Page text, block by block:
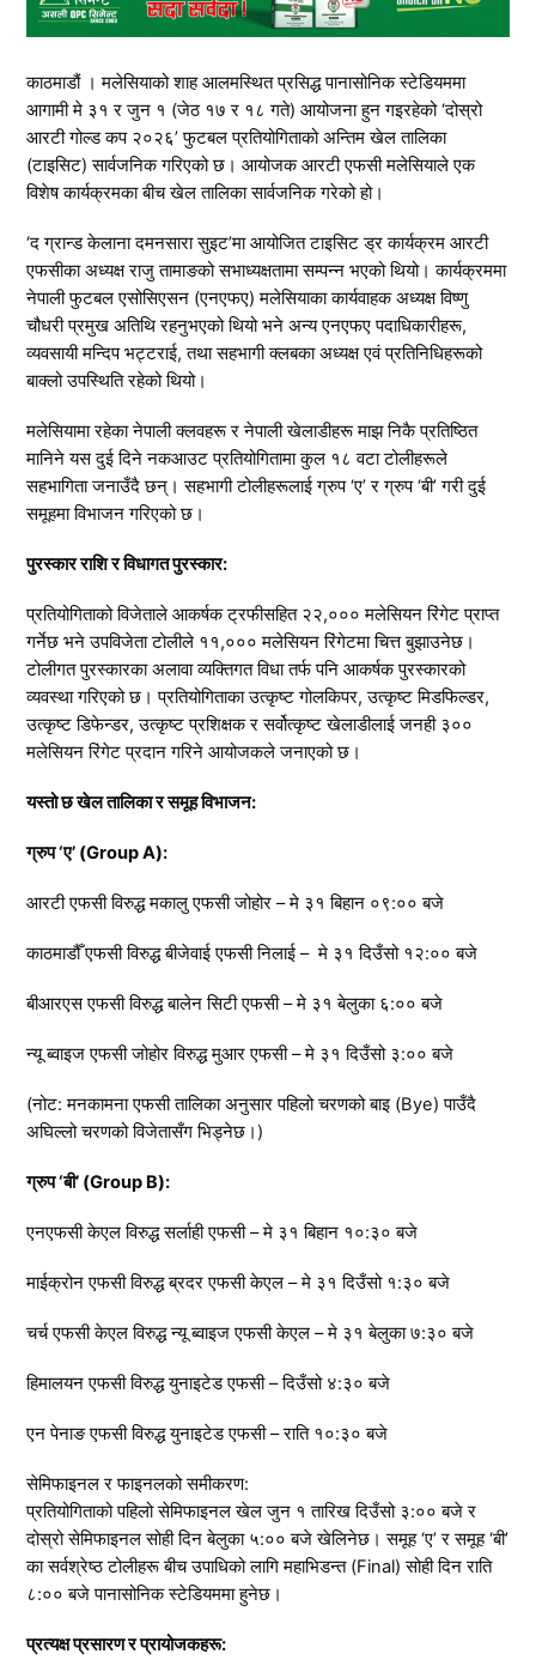
काठमाडौं । मलेसियाको शाह आलमस्थित प्रसिद्ध पानासोनिक स्टेडियममा
आगामी मे ३१ र जुन १ (जेठ १७ र १८ गते) आयोजना हुन गइरहेको ‘दोस्रो
आरटी गोल्ड कप २०२६’ फुटबल प्रतियोगिताको अन्तिम खेल तालिका
(टाइसिट) सार्वजनिक गरिएको छ। आयोजक आरटी एफसी मलेसियाले एक
विशेष कार्यक्रमका बीच खेल तालिका सार्वजनिक गरेको हो।
‘द ग्रान्ड केलाना दमनसारा सुइट’मा आयोजित टाइसिट ड्र कार्यक्रम आरटी
एफसीका अध्यक्ष राजु तामाङको सभाध्यक्षतामा सम्पन्न भएको थियो। कार्यक्रममा
नेपाली फुटबल एसोसिएसन (एनएफए) मलेसियाका कार्यवाहक अध्यक्ष विष्णु
चौधरी प्रमुख अतिथि रहनुभएको थियो भने अन्य एनएफए पदाधिकारीहरू,
व्यवसायी मन्दिप भट्टराई, तथा सहभागी क्लबका अध्यक्ष एवं प्रतिनिधिहरूको
बाक्लो उपस्थिति रहेको थियो।
मलेसियामा रहेका नेपाली क्लवहरू र नेपाली खेलाडीहरू माझ निकै प्रतिष्ठित
मानिने यस दुई दिने नकआउट प्रतियोगितामा कुल १८ वटा टोलीहरूले
सहभागिता जनाउँदै छन्। सहभागी टोलीहरूलाई ग्रुप ‘ए’ र ग्रुप ‘बी’ गरी दुई
समूहमा विभाजन गरिएको छ।
पुरस्कार राशि र विधागत पुरस्कार:
प्रतियोगिताको विजेताले आकर्षक ट्रफीसहित २२,००० मलेसियन रिंगेट प्राप्त
गर्नेछ भने उपविजेता टोलीले ११,००० मलेसियन रिंगेटमा चित्त बुझाउनेछ।
टोलीगत पुरस्कारका अलावा व्यक्तिगत विधा तर्फ पनि आकर्षक पुरस्कारको
व्यवस्था गरिएको छ। प्रतियोगिताका उत्कृष्ट गोलकिपर, उत्कृष्ट मिडफिल्डर,
उत्कृष्ट डिफेन्डर, उत्कृष्ट प्रशिक्षक र सर्वोत्कृष्ट खेलाडीलाई जनही ३००
मलेसियन रिंगेट प्रदान गरिने आयोजकले जनाएको छ।
यस्तो छ खेल तालिका र समूह विभाजन:
ग्रुप ‘ए’ (Group A):
आरटी एफसी विरुद्ध मकालु एफसी जोहोर – मे ३१ बिहान ०९:०० बजे
काठमाडौँ एफसी विरुद्ध बीजेवाई एफसी निलाई – मे ३१ दिउँसो १२:०० बजे
बीआरएस एफसी विरुद्ध बालेन सिटी एफसी – मे ३१ बेलुका ६:०० बजे
न्यू ब्वाइज एफसी जोहोर विरुद्ध मुआर एफसी – मे ३१ दिउँसो ३:०० बजे
(नोट: मनकामना एफसी तालिका अनुसार पहिलो चरणको बाइ (Bye) पाउँदै
अघिल्लो चरणको विजेतासँग भिड्नेछ।)
ग्रुप ‘बी’ (Group B):
एनएफसी केएल विरुद्ध सर्लाही एफसी – मे ३१ बिहान १०:३० बजे
माईक्रोन एफसी विरुद्ध ब्रदर एफसी केएल – मे ३१ दिउँसो १:३० बजे
चर्च एफसी केएल विरुद्ध न्यू ब्वाइज एफसी केएल – मे ३१ बेलुका ७:३० बजे
हिमालयन एफसी विरुद्ध युनाइटेड एफसी – दिउँसो ४:३० बजे
एन पेनाङ एफसी विरुद्ध युनाइटेड एफसी – राति १०:३० बजे
सेमिफाइनल र फाइनलको समीकरण:
प्रतियोगिताको पहिलो सेमिफाइनल खेल जुन १ तारिख दिउँसो ३:०० बजे र
दोस्रो सेमिफाइनल सोही दिन बेलुका ५:०० बजे खेलिनेछ। समूह ‘ए’ र समूह ‘बी’
का सर्वश्रेष्ठ टोलीहरू बीच उपाधिको लागि महाभिडन्त (Final) सोही दिन राति
८:०० बजे पानासोनिक स्टेडियममा हुनेछ।
प्रत्यक्ष प्रसारण र प्रायोजकहरू: